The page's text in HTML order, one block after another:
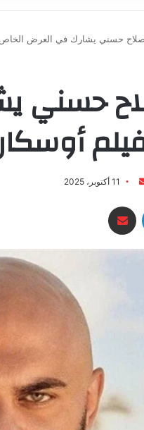
حسني يشارك في العرض الخاص
حسني
أرسل
إلكترونيا
11 أكتوبر، 2025
لينكدإن